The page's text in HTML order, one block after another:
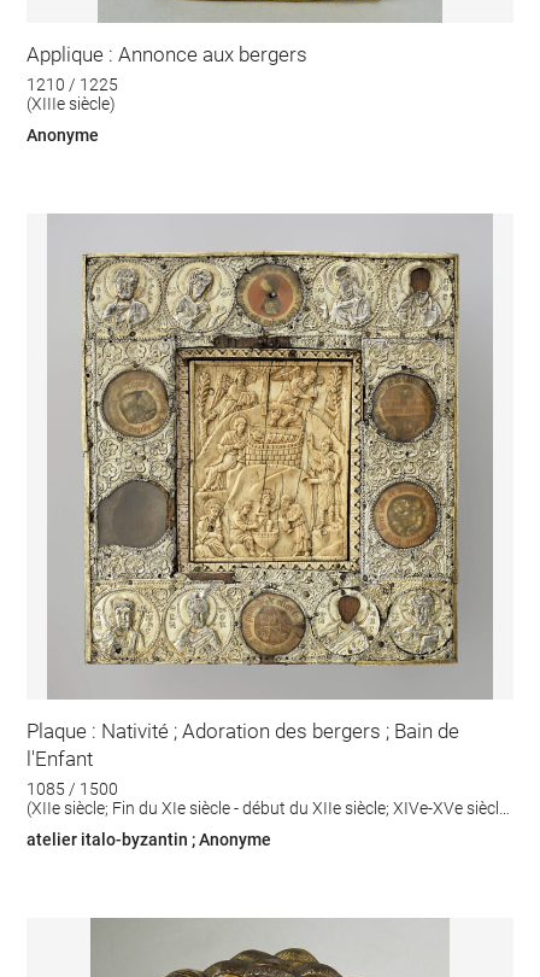
Applique : Annonce aux bergers
1210 / 1225
(XIIIe siècle)
Anonyme
Plaque : Nativité ; Adoration des bergers ; Bain de
l'Enfant
1085 / 1500
(XIIe siècle; Fin du XIe siècle - début du XIIe siècle; XIVe-XVe siècle
atelier italo-byzantin ; Anonyme